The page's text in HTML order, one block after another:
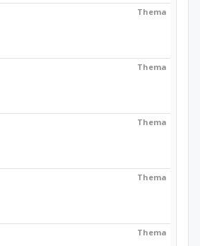
Thema
Thema
Thema
Thema
Thema